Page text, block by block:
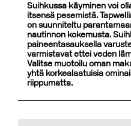
Suihkussa käyminen voi
itsensä pesemistä.
on suunniteltu
nautinnon kokemusta.
paineentasauksella
varmistavat ettei veden
Valitse muotoilu oman
yhtä korkealaatuisia
riippumatta.